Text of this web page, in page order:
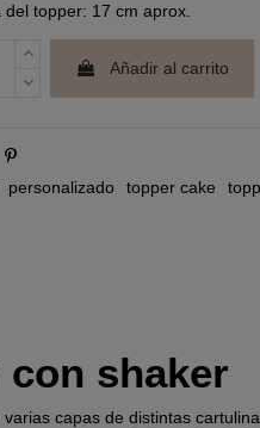
del topper: 17 cm aprox.
Añadir al carrito
personalizado topper cake
con shaker
capas de distintas